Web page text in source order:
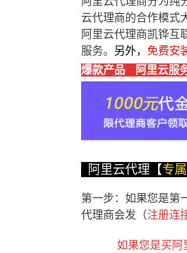
云代理商的合作模式
阿里云代理商凯铧互
服务。 另外， 免费安
爆款产品 阿里云服
阿里云代理【专
第一步：如果您是第
代理商会发（注册连
如果您是买阿